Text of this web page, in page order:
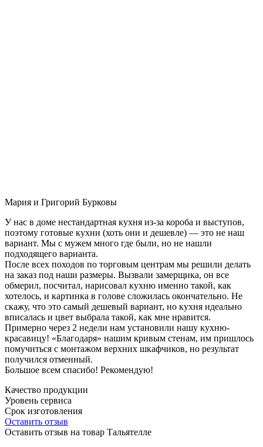
Мария и Григорий Бурковы
У нас в доме нестандартная кухня из-за короба и выступов,
поэтому готовые кухни (хоть они и дешевле) — это не наш
вариант. Мы с мужем много где были, но не нашли
подходящего варианта.
После всех походов по торговым центрам мы решили делать
на заказ под наши размеры. Вызвали замерщика, он все
обмерил, посчитал, нарисовал кухню именно такой, как
хотелось, и картинка в голове сложилась окончательно. Не
скажу, что это самый дешевый вариант, но кухня идеально
вписалась и цвет выбрала такой, как мне нравится.
Примерно через 2 недели нам установили нашу кухню-
красавицу! «Благодаря» нашим кривым стенам, им пришлось
помучиться с монтажом верхних шкафчиков, но результат
получился отменный.
Большое всем спасибо! Рекомендую!
Качество продукции
Уровень сервиса
Срок изготовления
Оставить отзыв
Оставить отзыв на товар Тальятелле